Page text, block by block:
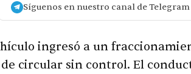
Síguenos en nuestro canal de Telegram
ingresó a un
circular sin control. El